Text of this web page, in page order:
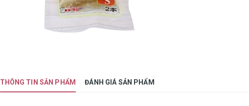
THÔNG TIN SẢN PHẨM ĐÁNH GIÁ SẢN PHẨM